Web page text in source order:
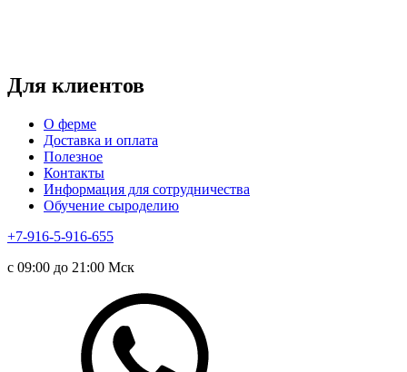
Для клиентов
О ферме
Доставка и оплата
Полезное
Контакты
Информация для сотрудничества
Обучение сыроделию
+7-916-5-916-655
с 09:00 до 21:00 Мск